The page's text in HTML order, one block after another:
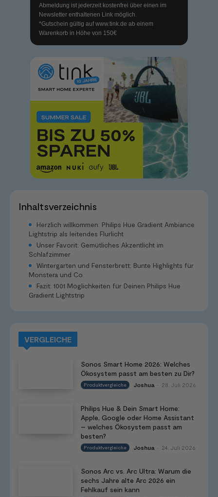
Abmeldung ist jederzeit kostenfrei über einen im
Newsletter enthaltenen Link möglich.
*Gutschein gültig aufwww.tink.de ab einem
Warenkorb in Höhe von 150€
Inhaltsverzeichnis
Herzlich willkommen: Philips Hue Gradient Ambiance
Lightstrip als leitendes Flurlicht
Unser Favorit: Gemütliches Akzentlicht im
Schlafzimmer
Wintergarten und Fensterbrett: Bunte Highlights für
Monstera und Co.
Fazit: 1001 Möglichkeiten für Deinen Philips Hue
Gradient Lightstrip
VERGLEICHE
Sonos Smart Home 2026: Welches
Ökosystem passt am besten zu Dir?
Produktvergleiche Joshua 28. Juli 2026
Philips Hue & Dein Smart Home:
Apple, Google oder Home Assistant
– welches Ökosystem passt am
besten?
Produktvergleiche Joshua 24. Juli 2026
Sonos Arc vs. Arc Ultra: Warum die
sechs Jahre alte Arc 2026 ein
Fehlkauf sein kann